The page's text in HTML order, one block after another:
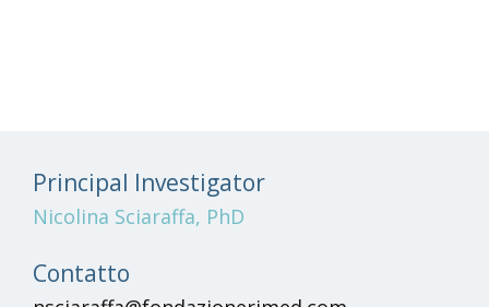
Principal Investigator
Nicolina Sciaraffa, PhD
Contatto